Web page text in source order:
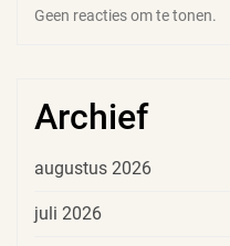
Geen reacties om te tonen.
Archief
augustus 2026
juli 2026